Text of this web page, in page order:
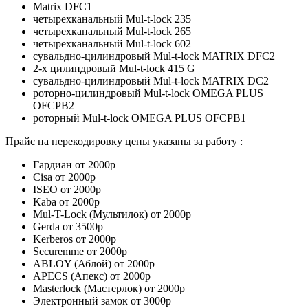
Matrix DFC1
четырехканальный Mul-t-lock 235
четырехканальный Mul-t-lock 265
четырехканальный Mul-t-lock 602
сувальдно-цилиндровый Mul-t-lock MATRIX DFC2
2-х цилиндровый Mul-t-lock 415 G
сувальдно-цилиндровый Mul-t-lock MATRIX DC2
роторно-цилиндровый Mul-t-lock OMEGA PLUS
OFCPB2
роторный Mul-t-lock OMEGA PLUS OFCPB1
Прайс на перекодировку цены указаны за работу :
Гардиан от 2000р
Cisa от 2000р
ISEO от 2000р
Kaba от 2000р
Mul-T-Lock (Мультилок) от 2000р
Gerda от 3500р
Kerberos от 2000р
Securemme от 2000р
ABLOY (Аблой) от 2000р
APECS (Апекс) от 2000р
Masterlock (Мастерлок) от 2000р
Электронный замок от 3000р